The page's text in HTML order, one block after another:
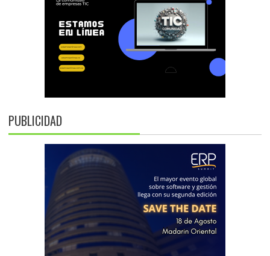
PUBLICIDAD